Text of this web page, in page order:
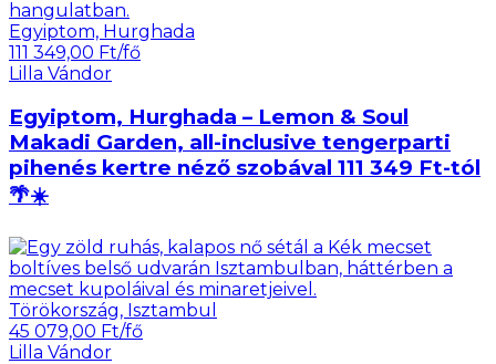
Egyiptom, Hurghada
111 349,00 Ft/fő
Lilla Vándor
Egyiptom, Hurghada – Lemon & Soul
Makadi Garden, all-inclusive tengerparti
pihenés kertre néző szobával 111 349 Ft-tól
🌴☀️
Törökország, Isztambul
45 079,00 Ft/fő
Lilla Vándor